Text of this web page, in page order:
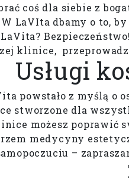
coś dla siebie z
LaVIta dbamy o to,
klinice,
Usługi
powstało z myślą o
stworzone dla
możesz
medycyny
–